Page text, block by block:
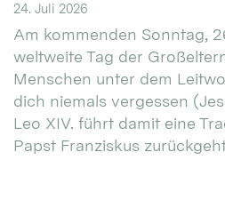
24. Juli 2026
Am kommenden Sonntag,
weltweite Tag der
Menschen unter dem
dich niemals vergessen
Leo XIV. führt damit eine
Papst Franziskus